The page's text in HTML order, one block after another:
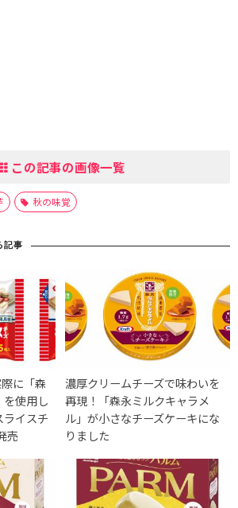
この記事の画像一覧
秋の味覚
記事
に「森
使用し
ライスチ
売
濃厚クリームチーズで味わいを
再現！「森永ミルクキャラメ
ル」が小さなチーズケーキにな
りました